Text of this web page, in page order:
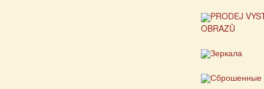
PRODEJ
OBRAZŮ
Зеркала
Сброшенные